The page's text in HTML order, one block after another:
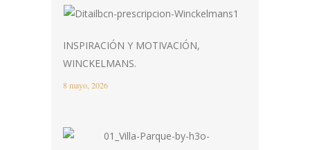
INSPIRACIÓN Y MOTIVACIÓN,
WINCKELMANS.
8 mayo, 2026